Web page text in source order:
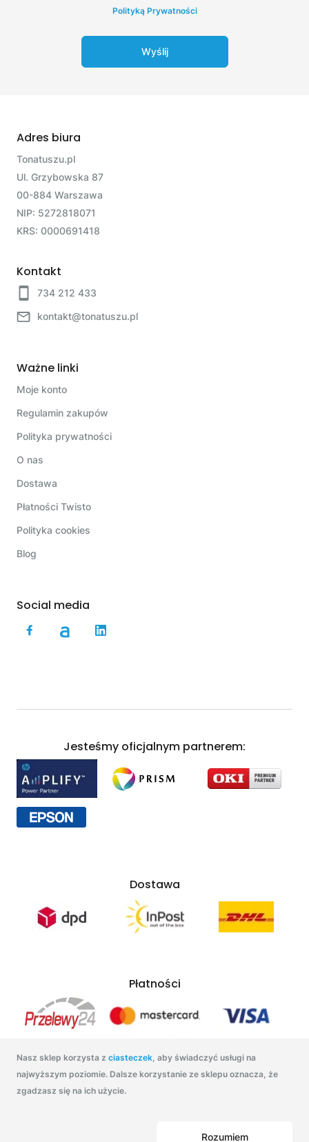
Polityką Prywatności
Wyślij
Nasz sklep korzysta z ciasteczek, aby świadczyć usługi na
najwyższym poziomie. Dalsze korzystanie ze sklepu oznacza, że
zgadzasz się na ich użycie.
Rozumiem
Adres biura
Tonatuszu.pl
Ul. Grzybowska 87
00-884 Warszawa
NIP: 5272818071
KRS: 0000691418
Kontakt
734 212 433
kontakt@tonatuszu.pl
Ważne linki
Moje konto
Regulamin zakupów
Polityka prywatności
O nas
Dostawa
Płatności Twisto
Polityka cookies
Blog
Social media
Jesteśmy oficjalnym partnerem:
Dostawa
Płatności